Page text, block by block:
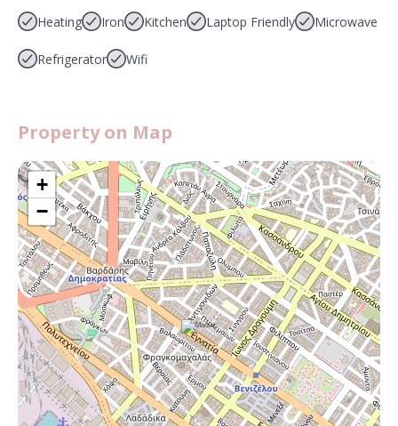
Heating Iron Kitchen Laptop Friendly Microwave
Refrigerator Wifi
Property on Map
+
−